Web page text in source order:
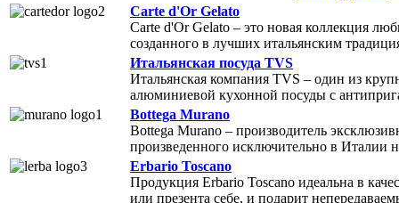
Carte d'Or Gelato
Carte d'Or Gelato – это новая коллекция
созданного в лучших итальянским
Итальянская посуда TVS
Итальянская компания TVS – один из
алюминиевой кухонной посуды с
Bottega Murano
Bottega Murano – производитель
произведенного исключительно в
Erbario Toscano
Продукция Erbario Toscano идеальна в
или презента себе, и подарит